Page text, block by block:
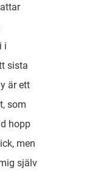
i
sista
är ett
som
hopp
men
själv